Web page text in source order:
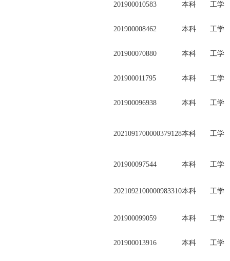
201900010583 本科 工学
201900008462 本科 工学
201900070880 本科 工学
201900011795 本科 工学
201900096938 本科 工学
2021091700000379128本科 工学
201900097544 本科 工学
2021092100000983310本科 工学
201900099059 本科 工学
201900013916 本科 工学